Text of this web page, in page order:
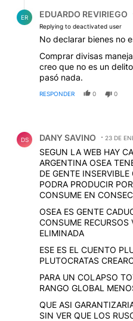
ER EDUARDO REVIRIEGO
Replying to deactivated user
No declarar bienes no
Comprar divisas
creo que no es un
pasó nada.
RESPONDER 0 0
DS DANY SAVINO 23 DE
SEGUN LA WEB HAY
ARGENTINA OSEA
DE GENTE
PODRA PRODUCIR
CONSUME EN
OSEA ES GENTE
CONSUME RECURSOS
ELIMINADA
ESE ES EL CUENTO
PLUTOCRATAS
PARA UN COLAPSO
RANGO GLOBAL
QUE ASI
SIN VER QUE LOS